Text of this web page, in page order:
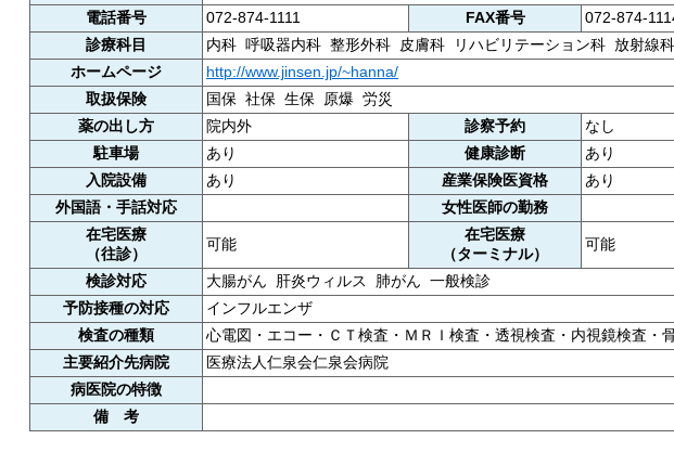
電話番号
072-874-1111 FAX番号
072-874-
診療科目
内科 呼吸器内科 整形外科 皮膚科 リハビリテーション科 放射線
ホームページ
http://www.jinsen.jp/~hanna/
取扱保険
国保 社保 生保 原爆 労災
薬の出し方
院内外 診察予約
なし
駐車場
あり 健康診断
あり
入院設備
あり 産業保険医資格
あり
外国語・手話対応
女性医師の勤務
在宅医療
（往診）
可能
在宅医療
（ターミナル）
可能
検診対応
大腸がん 肝炎ウィルス 肺がん 一般検診
予防接種の対応
インフルエンザ
検査の種類
心電図・エコー・ＣＴ検査・ＭＲＩ検査・透視検査・内視鏡検査・
主要紹介先病院
医療法人仁泉会仁泉会病院
病医院の特徴
備 考